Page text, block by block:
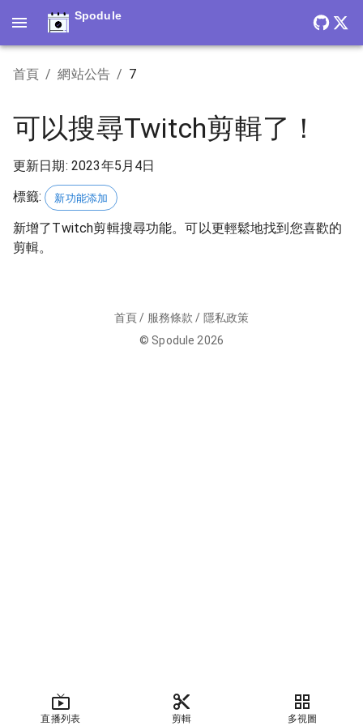
Spodule
首頁 / 網站公告 / 7
可以搜尋Twitch剪輯了！
更新日期: 2023年5月4日
標籤: 新功能添加
新增了Twitch剪輯搜尋功能。可以更輕鬆地找到您喜歡的
剪輯。
首頁 / 服務條款 / 隱私政策
© Spodule 2026
直播列表 剪輯 多視圖